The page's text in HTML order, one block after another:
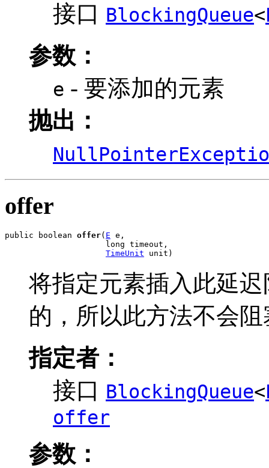
接口 BlockingQueue<
参数：
e - 要添加的元素
抛出：
offer
public boolean offer( E e,
                     long timeout,
TimeUnit unit)
将指定元素插入此延
的，所以此方法不会阻
指定者：
接口 BlockingQueue<
offer
参数：